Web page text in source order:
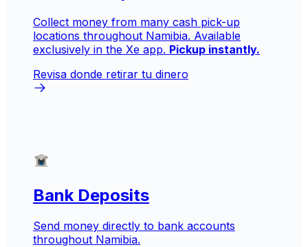
Collect money from many cash pick-up
locations throughout Namibia. Available
exclusively in the Xe app. Pickup instantly.
Revisa donde retirar tu dinero
Bank Deposits
Send money directly to bank accounts
throughout Namibia.